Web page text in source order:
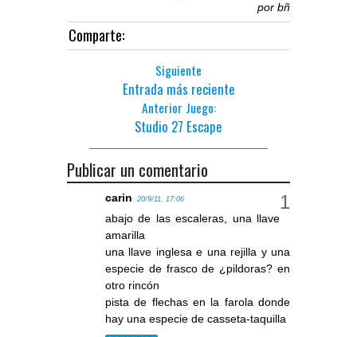
por bñ
Comparte:
Siguiente
Entrada más reciente
Anterior Juego:
Studio 27 Escape
Publicar un comentario
carin 20/9/11, 17:06
abajo de las escaleras, una llave
amarilla
una llave inglesa e una rejilla y una
especie de frasco de ¿pildoras? en
otro rincón
pista de flechas en la farola donde
hay una especie de casseta-taquilla